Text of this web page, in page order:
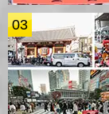
03